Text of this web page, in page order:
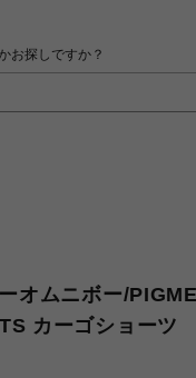
オムニボー/
カーゴショーツ